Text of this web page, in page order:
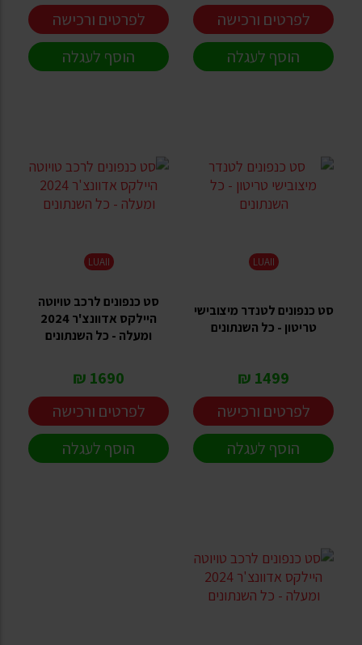
לפרטים ורכישה
הוסף לעגלה
לפרטים ורכישה
הוסף לעגלה
LUAII
סט כנפונים לטנדר מיצובישי
טריטון - כל השנתונים
1499 ₪
לפרטים ורכישה
הוסף לעגלה
LUAII
סט כנפונים לרכב טויוטה
היילקס אדוונצ'ר 2024
ומעלה - כל השנתונים
1690 ₪
לפרטים ורכישה
הוסף לעגלה